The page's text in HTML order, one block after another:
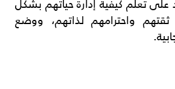
ثقتهم واحترامهم لذاتهم، ووضع